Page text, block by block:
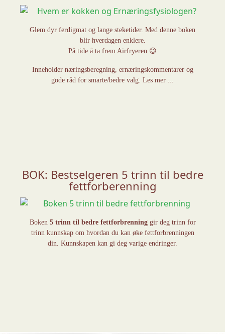
Glem dyr ferdigmat og lange steketider. Med denne boken
blir hverdagen enklere.
På tide å ta frem Airfryeren 😉
Inneholder næringsberegning, ernæringskommentarer og
gode råd for smarte/bedre valg. Les mer ...
BOK: Bestselgeren 5 trinn til bedre
fettforberenning
Boken 5 trinn til bedre fettforbrenninggir deg trinn for
trinn kunnskap om hvordan du kan øke fettforbrenningen
din. Kunnskapen kan gi deg varige endringer.